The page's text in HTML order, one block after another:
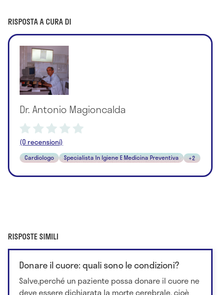
RISPOSTA A CURA DI
Dr. Antonio Magioncalda
(0 recensioni)
Cardiologo Specialista In Igiene E Medicina Preventiva +2
RISPOSTE SIMILI
Donare il cuore: quali sono le condizioni?
Salve,perché un paziente possa donare il cuore ne
deve essere dichiarata la morte cerebrale, cioè